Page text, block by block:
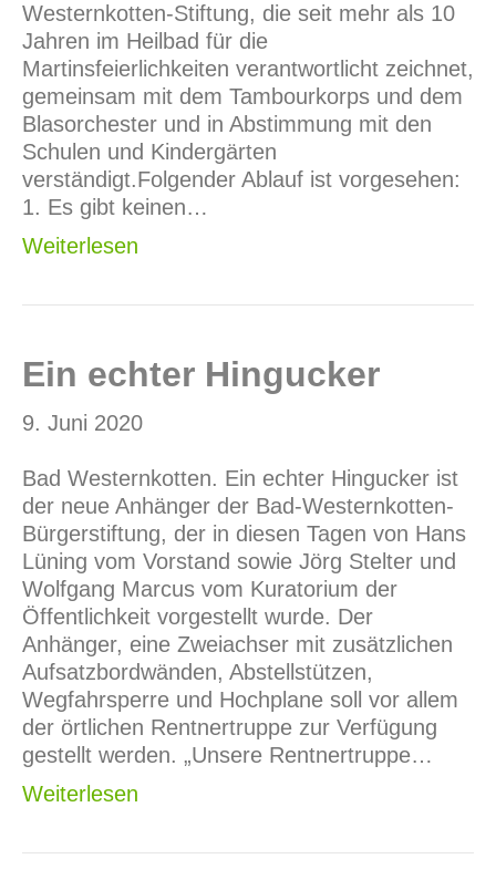
Westernkotten-Stiftung, die seit mehr als 10
Jahren im Heilbad für die
Martinsfeierlichkeiten verantwortlicht zeichnet,
gemeinsam mit dem Tambourkorps und dem
Blasorchester und in Abstimmung mit den
Schulen und Kindergärten
verständigt.Folgender Ablauf ist vorgesehen:
1. Es gibt keinen…
Weiterlesen
Ein echter Hingucker
9. Juni 2020
Bad Westernkotten. Ein echter Hingucker ist
der neue Anhänger der Bad-Westernkotten-
Bürgerstiftung, der in diesen Tagen von Hans
Lüning vom Vorstand sowie Jörg Stelter und
Wolfgang Marcus vom Kuratorium der
Öffentlichkeit vorgestellt wurde. Der
Anhänger, eine Zweiachser mit zusätzlichen
Aufsatzbordwänden, Abstellstützen,
Wegfahrsperre und Hochplane soll vor allem
der örtlichen Rentnertruppe zur Verfügung
gestellt werden. „Unsere Rentnertruppe…
Weiterlesen